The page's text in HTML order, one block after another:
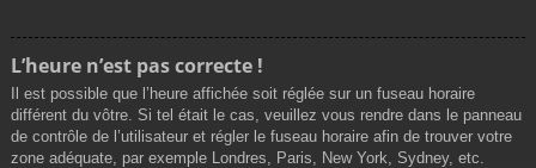
L’heure n’est pas correcte !
Il est possible que l’heure affichée soit réglée sur un fuseau horaire
différent du vôtre. Si tel était le cas, veuillez vous rendre dans le panneau
de contrôle de l’utilisateur et régler le fuseau horaire afin de trouver votre
zone adéquate, par exemple Londres, Paris, New York, Sydney, etc.